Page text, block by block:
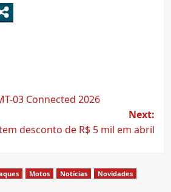
03 Connected 2026
Next:
desconto de R$ 5 mil em abril
Motos Notícias
Novidades